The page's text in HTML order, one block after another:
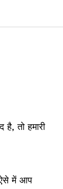
तो हमारी
ऐसे में आप